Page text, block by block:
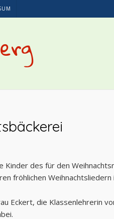
des für den
fröhlichen
Eckert, die Klassenlehrerin